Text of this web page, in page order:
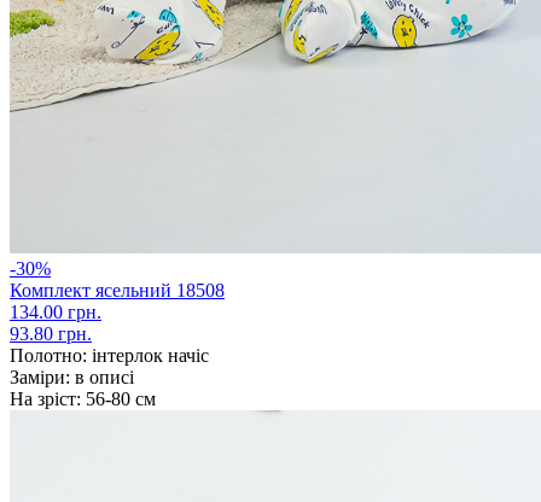
-30%
Комплект ясельний 18508
134.00 грн.
93.80 грн.
Полотно: інтерлок начіс
Заміри: в описі
На зріст: 56-80 см